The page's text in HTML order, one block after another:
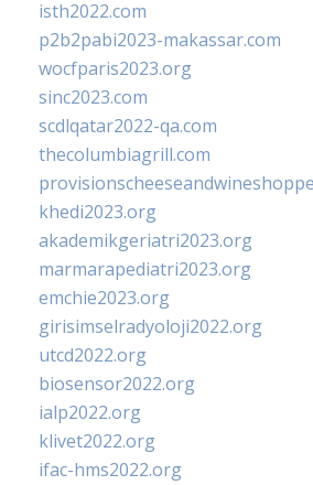
isth2022.com
p2b2pabi2023-makassar.com
wocfparis2023.org
sinc2023.com
scdlqatar2022-qa.com
thecolumbiagrill.com
khedi2023.org
akademikgeriatri2023.org
marmarapediatri2023.org
emchie2023.org
girisimselradyoloji2022.org
utcd2022.org
biosensor2022.org
ialp2022.org
klivet2022.org
ifac-hms2022.org